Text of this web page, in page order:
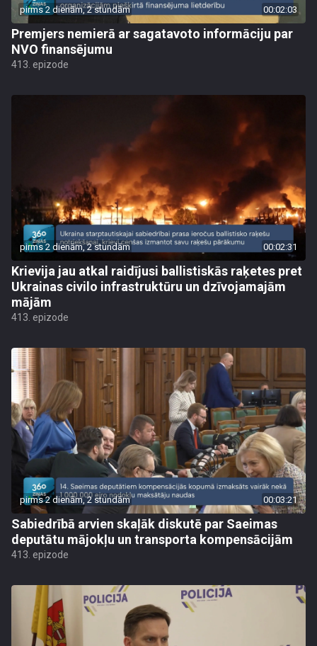
pirms 2 dienām, 2 stundām 00:02:03
Premjers nemierā ar sagatavoto informāciju par
NVO finansējumu
413. epizode
pirms 2 dienām, 2 stundām 00:02:31
Krievija jau atkal raidījusi ballistiskās raķetes pret
Ukrainas civilo infrastruktūru un dzīvojamajām
mājām
413. epizode
pirms 2 dienām, 2 stundām 00:03:21
Sabiedrībā arvien skaļāk diskutē par Saeimas
deputātu mājokļu un transporta kompensācijām
413. epizode